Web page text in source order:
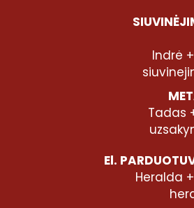
Indrė
Tadas
El.
Heralda